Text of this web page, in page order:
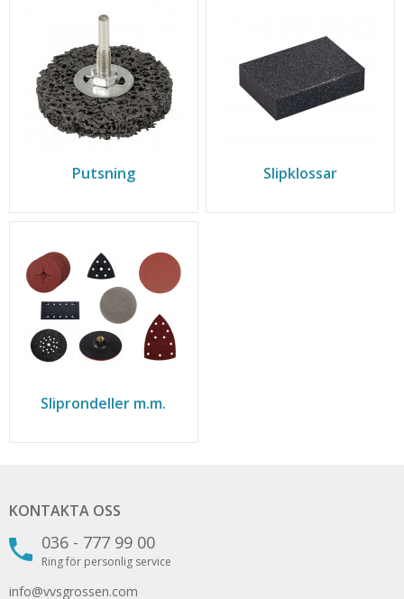
Putsning Slipklossar
Sliprondeller m.m.
KONTAKTA OSS
036 - 777 99 00
Ring för personlig service
info@vvsgrossen.com